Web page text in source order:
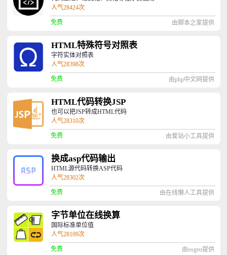
人气28424次
免费 由脚本之家提供
HTML特殊符号对照表
字符实体对照表
人气28398次
免费 由php中文网提供
HTML代码转换JSP
也可以把JSP转成HTML代码
人气28310次
免费 由爱站小工具提供
换成asp代码输出
HTML源代码转换ASP代码
人气28302次
免费 由在线懒人工具提供
字节单位在线换算
国际标准单位值
人气28109次
免费 由osgeo提供